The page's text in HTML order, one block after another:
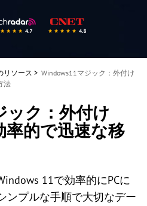
リソース > Windows11マジック：外付け
法
ック：外付け
率的で迅速な移
11で効率的にPCに
ンプルな手順で大切なデー